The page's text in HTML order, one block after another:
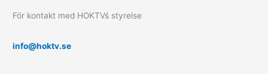
För kontakt med HOKTVś styrelse
info@hoktv.se